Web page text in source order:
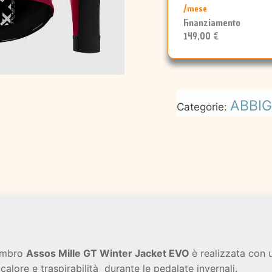
/mese
Finanziamento
149,00 €
Categorie:
Assos Mille GT Winter Jacket EVO è realizzata con
e traspirabilità durante le pedalate invernali.